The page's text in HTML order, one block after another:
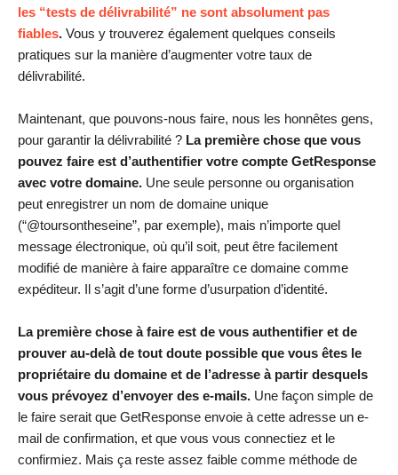
les “tests de délivrabilité” ne sont absolument pas
fiables. Vous y trouverez également quelques conseils
pratiques sur la manière d’augmenter votre taux de
délivrabilité.
Maintenant, que pouvons-nous faire, nous les honnêtes gens,
pour garantir la délivrabilité ? La première chose que vous
pouvez faire est d’authentifier votre compte GetResponse
avec votre domaine. Une seule personne ou organisation
peut enregistrer un nom de domaine unique
(“@toursontheseine”, par exemple), mais n’importe quel
message électronique, où qu’il soit, peut être facilement
modifié de manière à faire apparaître ce domaine comme
expéditeur. Il s’agit d’une forme d’usurpation d’identité.
La première chose à faire est de vous authentifier et de
prouver au-delà de tout doute possible que vous êtes le
propriétaire du domaine et de l’adresse à partir desquels
vous prévoyez d’envoyer des e-mails. Une façon simple de
le faire serait que GetResponse envoie à cette adresse un e-
mail de confirmation, et que vous vous connectiez et le
confirmiez. Mais ça reste assez faible comme méthode de